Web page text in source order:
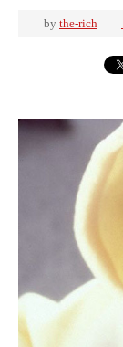
by the-rich